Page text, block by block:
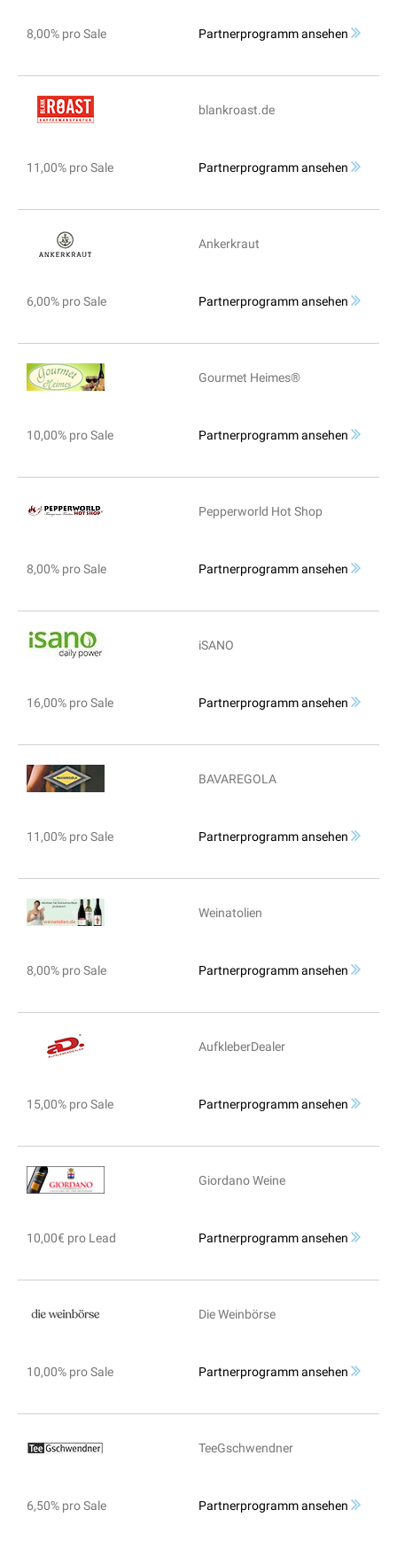
8,00% pro Sale Partnerprogramm ansehen
blankroast.de
11,00% pro Sale Partnerprogramm ansehen
Ankerkraut
6,00% pro Sale Partnerprogramm ansehen
Gourmet Heimes®
10,00% pro Sale Partnerprogramm ansehen
Pepperworld Hot Shop
8,00% pro Sale Partnerprogramm ansehen
iSANO
16,00% pro Sale Partnerprogramm ansehen
BAVAREGOLA
11,00% pro Sale Partnerprogramm ansehen
Weinatolien
8,00% pro Sale Partnerprogramm ansehen
AufkleberDealer
15,00% pro Sale Partnerprogramm ansehen
Giordano Weine
10,00€ pro Lead Partnerprogramm ansehen
Die Weinbörse
10,00% pro Sale Partnerprogramm ansehen
TeeGschwendner
6,50% pro Sale Partnerprogramm ansehen